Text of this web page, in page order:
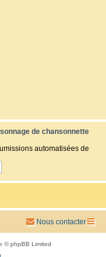
de chansonnette
automatisées de
Nous contacter
© phpBB Limited